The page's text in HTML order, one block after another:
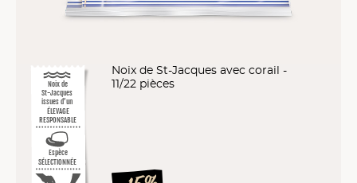
Noix de
St-Jacques
issues d’un
ÉLEVAGE
RESPONSABLE
Espèce
SÉLECTIONNÉE
Noix de St-Jacques avec corail -
11/22 pièces